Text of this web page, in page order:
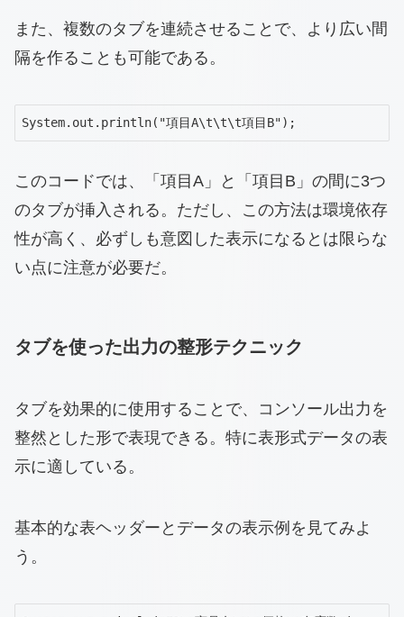
また、複数のタブを連続させることで、より広い間
隔を作ることも可能である。
System.out.println("項目A\t\t\t項目B");
このコードでは、「項目A」と「項目B」の間に3つ
のタブが挿入される。ただし、この方法は環境依存
性が高く、必ずしも意図した表示になるとは限らな
い点に注意が必要だ。
タブを使った出力の整形テクニック
タブを効果的に使用することで、コンソール出力を
整然とした形で表現できる。特に表形式データの表
示に適している。
基本的な表ヘッダーとデータの表示例を見てみよ
う。